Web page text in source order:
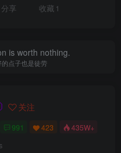
分享 收藏 1
is worth nothing.
点子也是徒劳
关注
991 423 435W+